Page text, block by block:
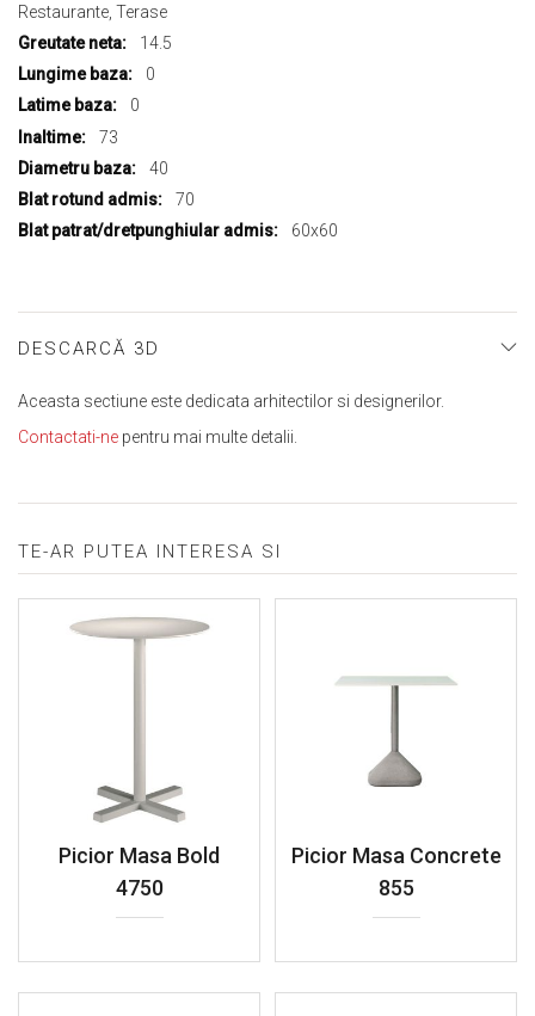
Restaurante, Terase
14.5
0
0
73
40
70
60x60
DESCARCĂ 3D
Aceasta sectiune este dedicata arhitectilor si designerilor.
Contactati-ne pentru mai multe detalii.
TE-AR PUTEA INTERESA SI
Picior Masa Bold
4750
Picior Masa Concrete
855